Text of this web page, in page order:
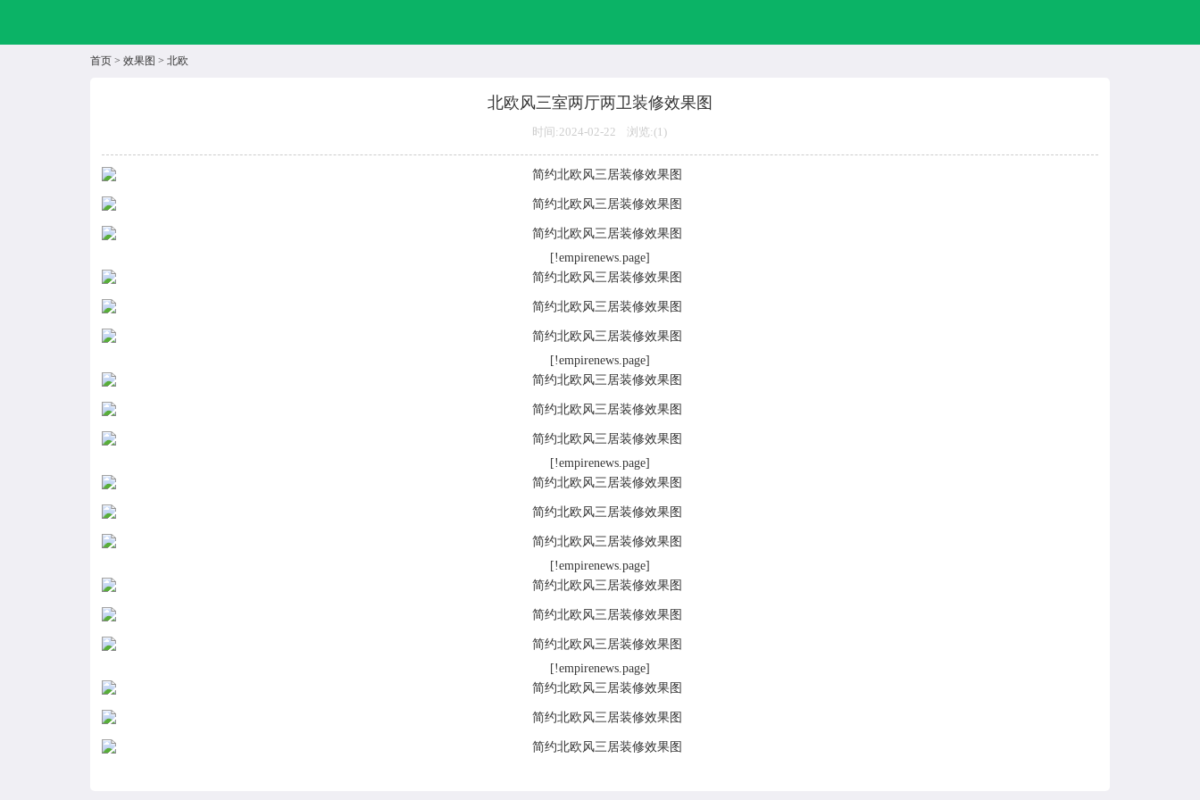
首页> 效果图 > 北欧
北欧风三室两厅两卫装修效果图
时间:2024-02-22 浏览:(1)
[!empirenews.page]
[!empirenews.page]
[!empirenews.page]
[!empirenews.page]
[!empirenews.page]